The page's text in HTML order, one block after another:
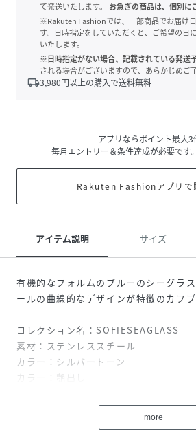
て発送いたします。
お急ぎの商品は、個別に
※Rakuten Fashionでは、一部商品でお届け
す。日時指定をしていただくと、ご希望の日
いたします。
※日時指定がない場合、記載されている発送
される場合がございますので、あらかじめご
local_shipping3,980円以上の購入で送料無料
アプリならポイント最大3
毎月エントリー＆条件達成が必要です。
Rakuten Fashionアプリで
アイテム説明 サイズ
有機的なフォルムのブルーのシーグラ
ールの曲線的なデザインが特徴のカフブ
コレクション名：SOFIESEAGLASS
素材：ステンレススチール
カラー：シルバートーン
カラー：艶出し
more